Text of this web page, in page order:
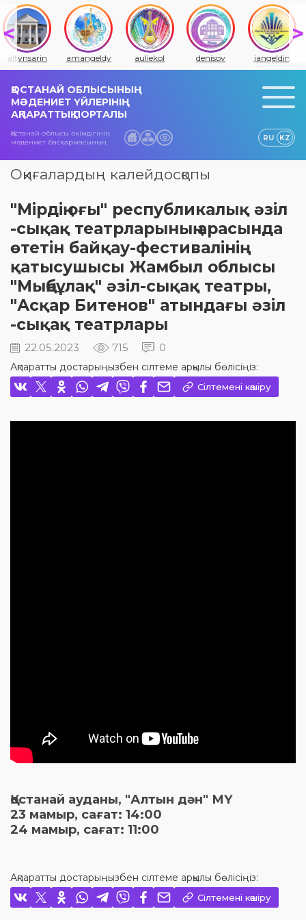
altynsarin amangeldy auliekol denisov jangeldin
ҚОСТАНАЙ ОБЛЫСЫНЫҢ
МӘДЕНИЕТ ҮЙЛЕРІНІҢ
АҚПАРАТТЫҚ ПОРТАЛЫ
Қостанай облысы әкімдігінің
мәдениет басқармасының
RU KZ
Оқиғалардың калейдосқопы
"Мірдің оғы" республикалық әзіл
-сықақ театрларының арасында
өтетін байқау-фестивалінің
қатысушысы Жамбыл облысы
"Мыңбұлақ" әзіл-сықақ театры,
"Асқар Битенов" атындағы әзіл
-сықақ театрлары
22.05.2023 715 0
Ақпаратты достарыңызбен сілтеме арқылы бөлісіңіз:
Сілтемені көшіру
Қостанай ауданы, "Алтын дән" МҮ
23 мамыр, сағат: 14:00
24 мамыр, сағат: 11:00
Ақпаратты достарыңызбен сілтеме арқылы бөлісіңіз:
Сілтемені көшіру